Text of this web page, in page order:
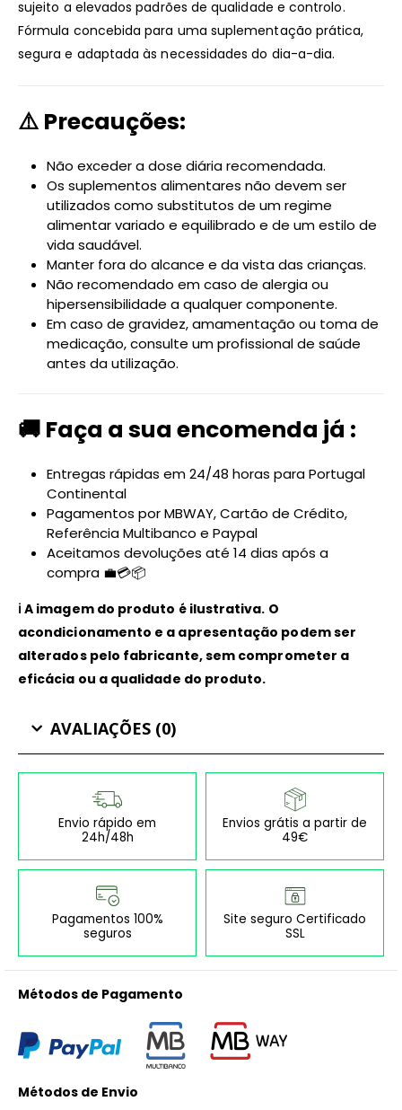
sujeito a elevados padrões de qualidade e controlo.
Fórmula concebida para uma suplementação prática,
segura e adaptada às necessidades do dia-a-dia.
⚠️ Precauções:
Não exceder a dose diária recomendada.
Os suplementos alimentares não devem ser
utilizados como substitutos de um regime
alimentar variado e equilibrado e de um estilo de
vida saudável.
Manter fora do alcance e da vista das crianças.
Não recomendado em caso de alergia ou
hipersensibilidade a qualquer componente.
Em caso de gravidez, amamentação ou toma de
medicação, consulte um profissional de saúde
antes da utilização.
🚚 Faça a sua encomenda já :
Entregas rápidas em 24/48 horas para Portugal
Continental
Pagamentos por MBWAY, Cartão de Crédito,
Referência Multibanco e Paypal
Aceitamos devoluções até 14 dias após a
compra 💼💳📦
ℹ️ A imagem do produto é ilustrativa. O
acondicionamento e a apresentação podem ser
alterados pelo fabricante, sem comprometer a
eficácia ou a qualidade do produto.
AVALIAÇÕES (0)
Envio rápido em
24h/48h
Envios grátis a partir de
49€
Pagamentos 100%
seguros
Site seguro Certificado
SSL
Métodos de Pagamento
Métodos de Envio